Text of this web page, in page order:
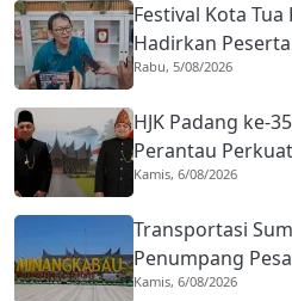
Festival Kota
Hadirkan
Negara
Rabu, 5/08/2026
HJK Padang ke-
Perantau
Kota Gastronomi
Kamis, 6/08/2026
Transportasi
Penumpang
Naik Hampir 33
Kamis, 6/08/2026